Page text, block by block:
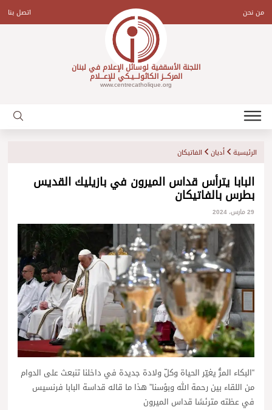
contentمن نحن اتصل بنا
اللجنة الأسقفية لوسائل الإعلام في لبنان
المركـــز الكاثولـــيـكي للإعـــلام
www.centrecatholique.org
الرئيسية أديان الفاتيكان
البابا يترأس قداس الميرون في بازيليك القديس
بطرس بالفاتيكان
29 مارس، 2024
“البكاء المرُّ يغيّر الحياة وكلّ ولادة جديدة في داخلنا تنبعث على الدوام
من اللقاء بين رحمة الله وبؤسنا” هذا ما قاله قداسة البابا فرنسيس
في عظته مترئسًا قداس الميرون